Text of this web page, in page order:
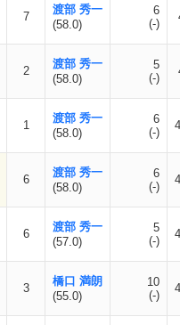
7
渡部 秀一
(58.0)
6
(-)
2
渡部 秀一
(58.0)
5
(-)
1
渡部 秀一
(58.0)
6
(-)
6
渡部 秀一
(58.0)
6
(-)
6
渡部 秀一
(57.0)
5
(-)
3
橋口 満朗
(55.0)
10
(-)